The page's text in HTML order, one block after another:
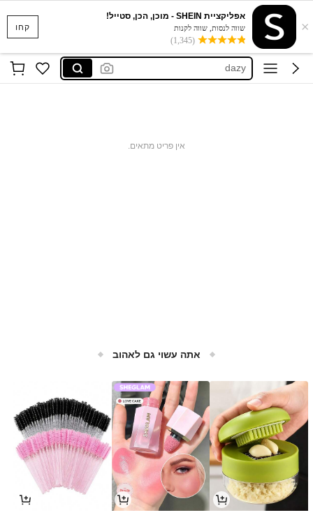
קחו ×
אפליקציית SHEIN - מוכן, הכן, סטייל!
שווה לנסות, שווה לקנות
(1,345)
musera
motf
dazy
אין פריט מתאים.
אתה עשוי גם לאהוב